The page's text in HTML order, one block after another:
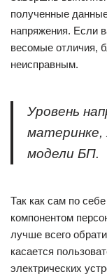
полученные
напряжения. Если
весомые отличия,
неисправным.
Уровень
материнке,
модели БП.
Так как сам по
компонентом
лучше всего
касается
электрических